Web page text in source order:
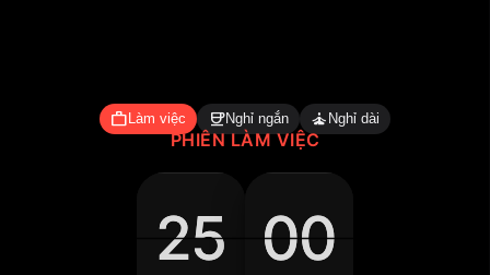
work Làm việc coffeeNghỉ ngắn self_improvement Nghỉ dài
PHIÊN LÀM VIỆC
25
25
25
2525 pomodoro.timer_minutes
00
00
00
00
00